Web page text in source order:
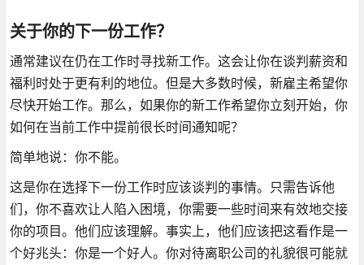
关于你的下一份工作？
通常建议在仍在工作时寻找新工作。这会让你在谈判薪资和
福利时处于更有利的地位。但是大多数时候，新雇主希望你
尽快开始工作。那么，如果你的新工作希望你立刻开始，你
如何在当前工作中提前很长时间通知呢？
简单地说：你不能。
这是你在选择下一份工作时应该谈判的事情。只需告诉他
们，你不喜欢让人陷入困境，你需要一些时间来有效地交接
你的项目。他们应该理解。事实上，他们应该把这看作是一
个好兆头：你是一个好人。你对待离职公司的礼貌很可能就